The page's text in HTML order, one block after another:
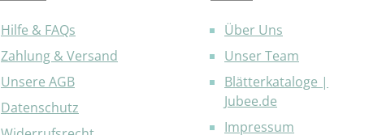
Hilfe & FAQs
Zahlung & Versand
Unsere AGB
Datenschutz
Über Uns
Unser Team
Blätterkataloge |
Jubee.de
Impressum